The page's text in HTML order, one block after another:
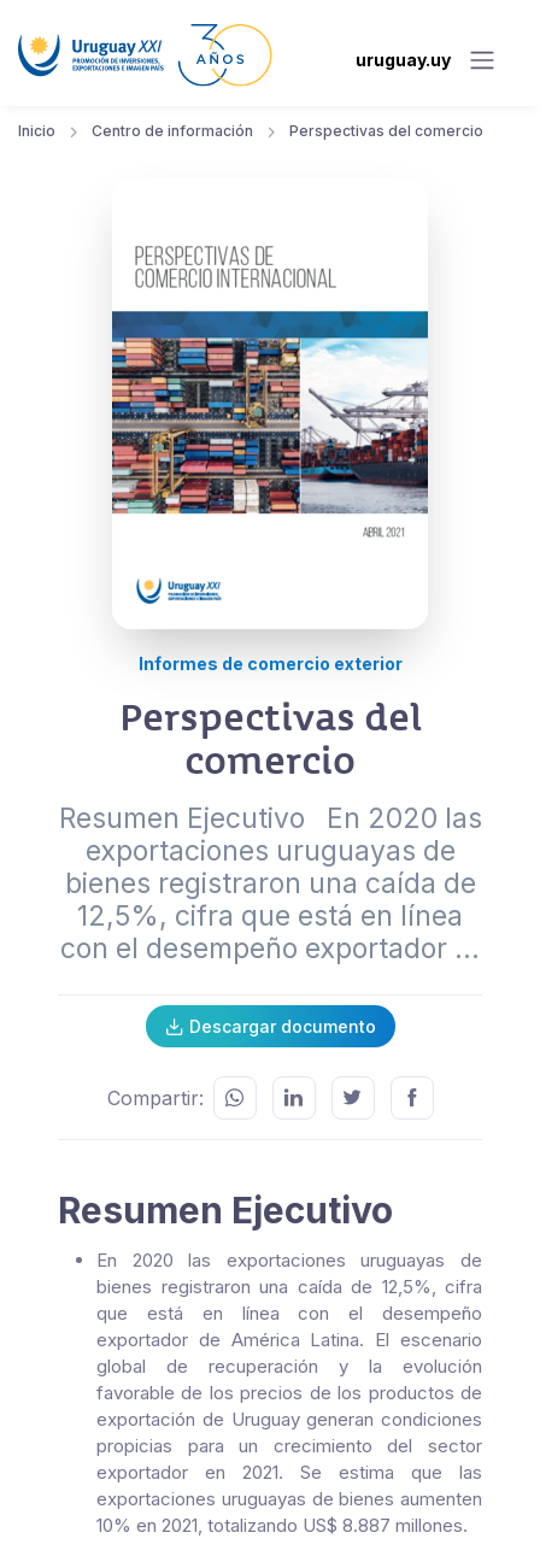
uruguay.uy
Inicio Centro de información Perspectivas del comercio
Informes de comercio exterior
Perspectivas del
comercio
Resumen Ejecutivo En 2020 las
exportaciones uruguayas de
bienes registraron una caída de
12,5%, cifra que está en línea
con el desempeño exportador ...
Descargar documento
Compartir:
Resumen Ejecutivo
En 2020 las exportaciones uruguayas de
bienes registraron una caída de 12,5%, cifra
que está en línea con el desempeño
exportador de América Latina. El escenario
global de recuperación y la evolución
favorable de los precios de los productos de
exportación de Uruguay generan condiciones
propicias para un crecimiento del sector
exportador en 2021. Se estima que las
exportaciones uruguayas de bienes aumenten
10% en 2021, totalizando US$ 8.887 millones.